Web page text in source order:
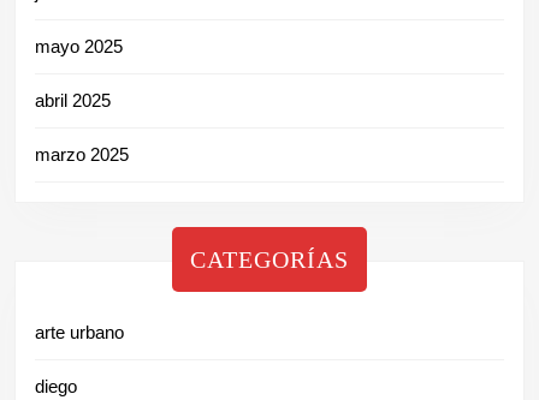
mayo 2025
abril 2025
marzo 2025
CATEGORÍAS
arte urbano
diego